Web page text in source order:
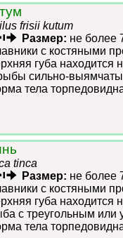
frisii kutum
Размер: не более
с костяными
губа находится
сильно-
тела
tinca
Размер: не более
с костяными
губа находится
с треугольным или
тела